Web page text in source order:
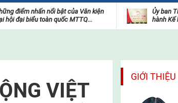
điểm nhấn nổi bật của Văn kiện
hội đại biểu toàn quốc MTTQ...
mặt
trận
Ủy ban
hành Kế
VIỆT
GIỚI THIỆU